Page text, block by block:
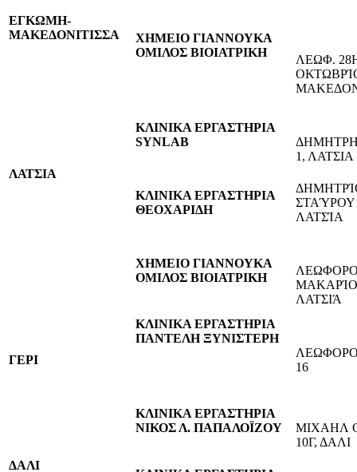
ΕΓΚΩΜΗ-
ΜΑΚΕΔΟΝΙΤΙΣΣΑ
ΧΗΜΕΙΟ ΓΙΑΝΝΟΥΚΑ
ΟΜΙΛΟΣ ΒΙΟΙΑΤΡΙΚΗ
ΛΕΩΦ.
ΛΑΤΣΙΑ
ΚΛΙΝΙΚΑ ΕΡΓΑΣΤΗΡΙΑ
SYNLAB
1, ΛΑΤΣΙΑ
ΚΛΙΝΙΚΑ ΕΡΓΑΣΤΗΡΙΑ
ΘΕΟΧΑΡΙΔΗ
ΛΑΤΣΊΑ
ΧΗΜΕΙΟ ΓΙΑΝΝΟΥΚΑ
ΟΜΙΛΟΣ ΒΙΟΙΑΤΡΙΚΗ
ΜΑΚΑΡΊΟΥ
ΛΑΤΣΙΆ
ΓΕΡΙ
ΚΛΙΝΙΚΑ ΕΡΓΑΣΤΗΡΙΑ
ΠΑΝΤΕΛΗ ΞΥΝΙΣΤΕΡΗ
16
ΔΑΛΙ
ΚΛΙΝΙΚΑ ΕΡΓΑΣΤΗΡΙΑ
ΝΙΚΟΣ Λ. ΠΑΠΑΛΟΪΖΟΥ
ΜΙΧΑΗΛ
10Γ, ΔΑΛΙ